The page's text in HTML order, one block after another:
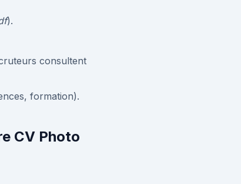
).
consultent
formation).
CV Photo